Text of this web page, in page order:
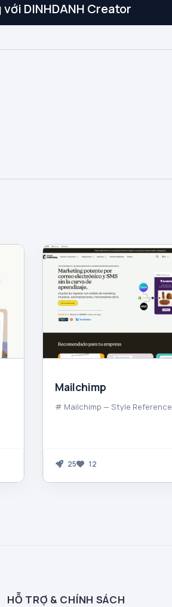
DINHDANH Creator
Mailchimp
# Mailchimp — Style Reference
25 12
HỖ TRỢ & CHÍNH SÁCH